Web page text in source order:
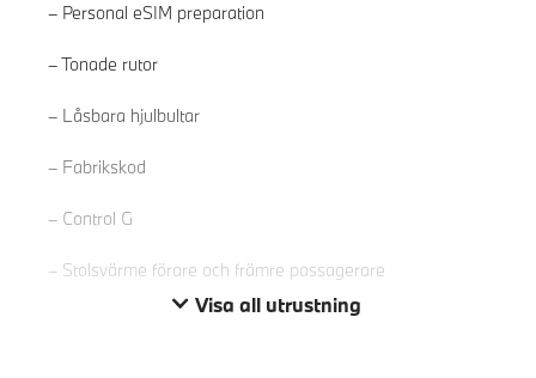
Personal eSIM preparation
Tonade rutor
Låsbara hjulbultar
Fabrikskod
Control G
Stolsvärme förare och främre passagerare
Visa all utrustning